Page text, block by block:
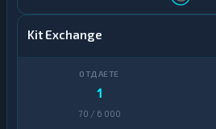
Kit Exchange
1
70 / 6 000